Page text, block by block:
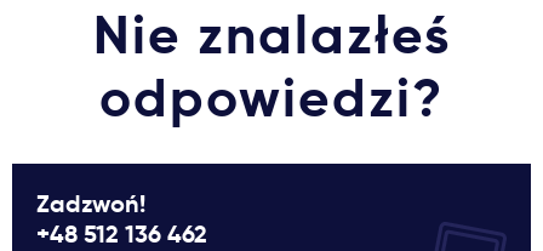
Nie znalazłeś
odpowiedzi?
Zadzwoń!
+48 512 136 462